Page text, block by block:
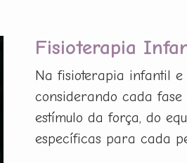
Fisioterapia
Na fisioterapia infantil e
considerando cada fase
estímulo da força, do
específicas para cada